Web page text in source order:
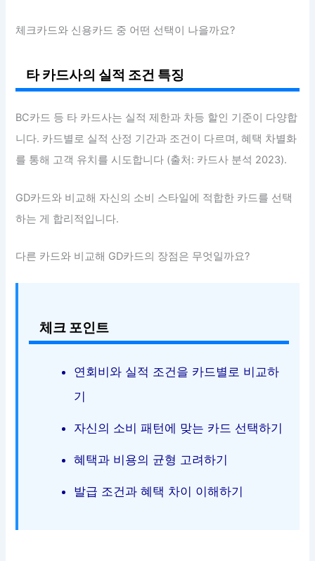
체크카드와 신용카드 중 어떤 선택이 나을까요?
타 카드사의 실적 조건 특징
BC카드 등 타 카드사는 실적 제한과 차등 할인 기준이 다양합
니다. 카드별로 실적 산정 기간과 조건이 다르며, 혜택 차별화
를 통해 고객 유치를 시도합니다 (출처: 카드사 분석 2023).
GD카드와 비교해 자신의 소비 스타일에 적합한 카드를 선택
하는 게 합리적입니다.
다른 카드와 비교해 GD카드의 장점은 무엇일까요?
체크 포인트
연회비와 실적 조건을 카드별로 비교하
기
자신의 소비 패턴에 맞는 카드 선택하기
혜택과 비용의 균형 고려하기
발급 조건과 혜택 차이 이해하기